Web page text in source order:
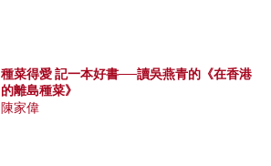
種菜得愛 記一本好書──讀吳燕青的《在香港
的離島種菜》
陳家偉